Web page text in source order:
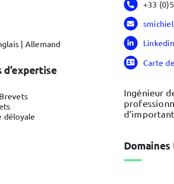
| Allemand
d’expertise
déloyale
+33
Linkedin
Carte
Ingénieur